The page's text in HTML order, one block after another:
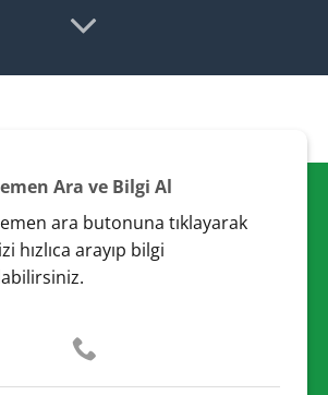
Ara ve Bilgi Al
ara butonuna tıklayarak
hızlıca arayıp bilgi